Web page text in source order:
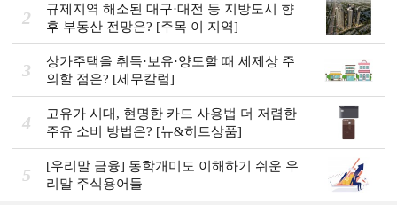
2
규제지역 해소된 대구·대전 등 지방도시 향
후 부동산 전망은? [주목 이 지역]
3
상가주택을 취득·보유·양도할 때 세제상 주
의할 점은? [세무칼럼]
4
고유가 시대, 현명한 카드 사용법 더 저렴한
주유 소비 방법은? [뉴&히트상품]
5
[우리말 금융] 동학개미도 이해하기 쉬운 우
리말 주식용어들